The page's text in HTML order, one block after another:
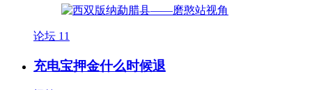
论坛 11
充电宝押金什么时候退